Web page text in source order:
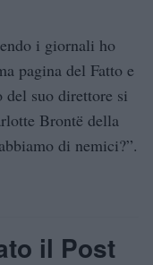
i giornali ho
pagina del Fatto e
del suo direttore si
Brontë della
di nemici?”.
il Post